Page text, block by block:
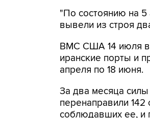
"По состоянию на 5
вывели из строя
ВМС США 14 июля
иранские порты и
апреля по 18 июня.
За два месяца
перенаправили
соблюдавших ее, и